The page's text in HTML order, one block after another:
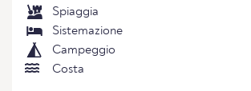
Spiaggia
Sistemazione
Campeggio
Costa